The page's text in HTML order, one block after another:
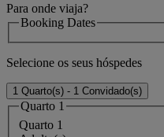
Para onde viaja?
Booking Dates
Selecione os seus hóspedes
1 Quarto(s) - 1 Convidado(s)
Quarto 1
Quarto 1